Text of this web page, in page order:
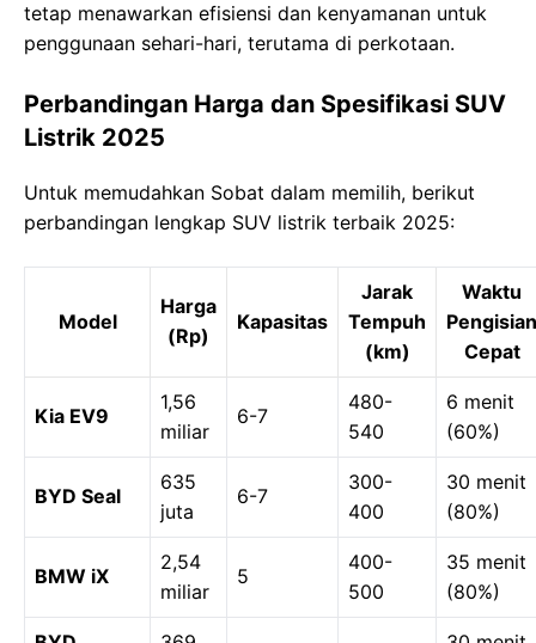
tetap menawarkan efisiensi dan kenyamanan untuk
penggunaan sehari-hari, terutama di perkotaan.
Perbandingan Harga dan Spesifikasi SUV
Listrik 2025
Untuk memudahkan Sobat dalam memilih, berikut
perbandingan lengkap SUV listrik terbaik 2025:
Model
Harga
(Rp)
Kapasitas
Jarak
Tempuh
(km)
Waktu
Pengisian
Cepat
Kia EV9
1,56
miliar
6-7
480-
540
6 menit
(60%)
BYD Seal
635
juta
6-7
300-
400
30 menit
(80%)
BMW iX
2,54
miliar
5
400-
500
35 menit
(80%)